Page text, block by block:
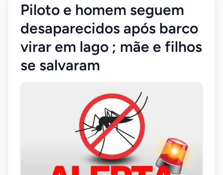
Piloto e homem seguem
desaparecidos após barco
virar em lago ; mãe e filhos
se salvaram